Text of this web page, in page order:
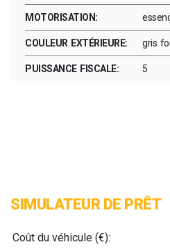
MOTORISATION:
COULEUR EXTÉRIEURE: gris
PUISSANCE FISCALE: 5
SIMULATEUR DE PRÊT
Coût du véhicule (€):